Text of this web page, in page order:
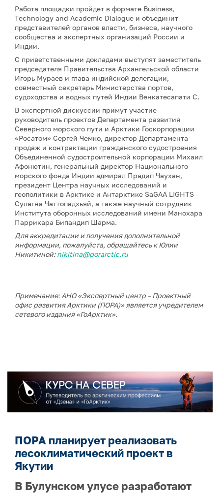
Работа площадки пройдет в формате Business,
Technology and Academic Dialogue и объединит
представителей органов власти, бизнеса, научного
сообщества и экспертных организаций России и
Индии.
С приветственными докладами выступят заместитель
председателя Правительства Архангельской области
Игорь Мураев и глава индийской делегации,
совместный секретарь Министерства портов,
судоходства и водных путей Индии Венкатесапати С.
В экспертной дискуссии примут участие
руководитель проектов Департамента развития
Северного морского пути и Арктики Госкорпорации
«Росатом» Сергей Чемко, директор Департамента
продаж и контрактации гражданского судостроения
Объединенной судостроительной корпорации Михаил
Афонютин, генеральный директор Национального
морского фонда Индии адмирал Прадип Чаухан,
президент Центра научных исследований и
геополитики в Арктике и Антарктике SaGAA LIGHTS
Сулагна Чаттопадхьяй, а также научный сотрудник
Института оборонных исследований имени Манохара
Паррикара Бипандип Шарма.
Для аккредитации и получения дополнительной
информации, пожалуйста, обращайтесь к Юлии
Никитиной:nikitina@porarctic.ru
Примечание: АНО «Экспертный центр – Проектный
офис развития Арктики (ПОРА)» является учредителем
сетевого издания «ГоАрктик».
ПОРА планирует реализовать
лесоклиматический проект в
Якутии
В Булунском улусе разработают